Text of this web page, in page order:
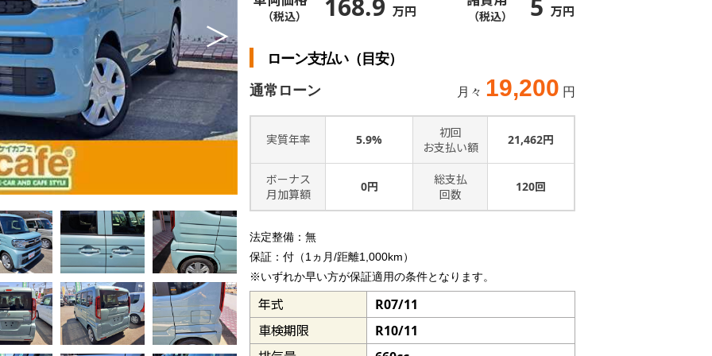
＞
（税込） 168.9 万円 （税込） 5 万円
ローン支払い（目安）
通常ローン
月々 19,200 円
実質年率 5.9%
初回
お支払い額
21,462円
ボーナス
月加算額
0円
総支払
回数
120回
法定整備：無
保証：付（1ヵ月/距離1,000km）
※いずれか早い方が保証適用の条件となります。
年式
R07/11
車検期限
R10/11